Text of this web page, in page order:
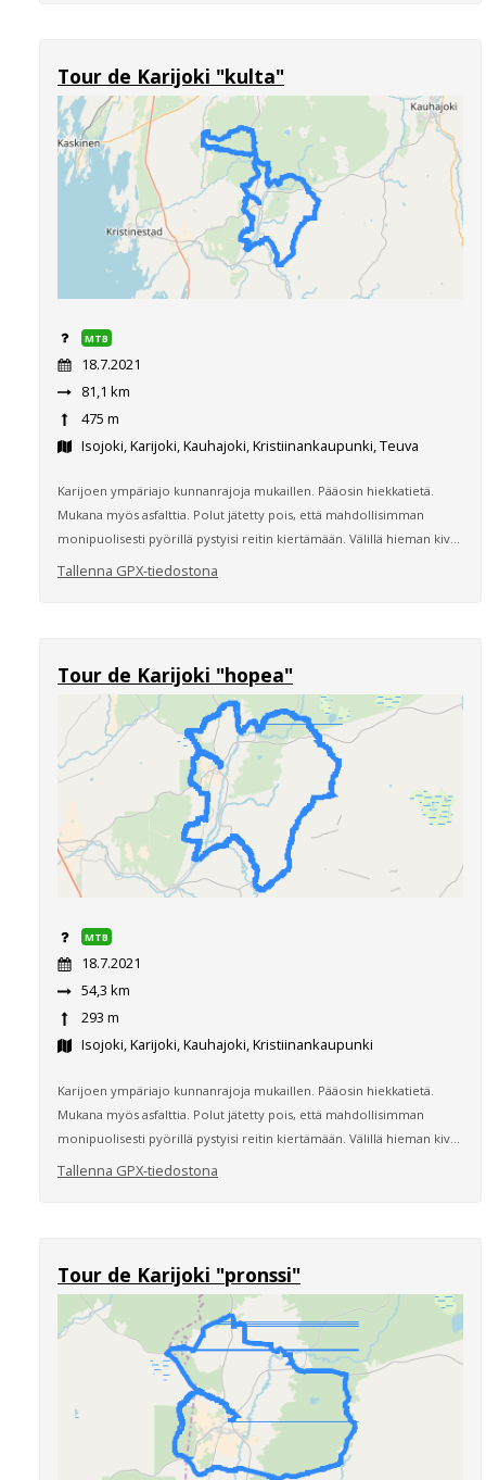
Tour de Karijoki "kulta"
MTB
18.7.2021
81,1 km
475 m
Isojoki, Karijoki, Kauhajoki, Kristiinankaupunki, Teuva
Karijoen ympäriajo kunnanrajoja mukaillen. Pääosin hiekkatietä.
Mukana myös asfalttia. Polut jätetty pois, että mahdollisimman
monipuolisesti pyörillä pystyisi reitin kiertämään. Välillä hieman kiv...
Tallenna GPX-tiedostona
Tour de Karijoki "hopea"
MTB
18.7.2021
54,3 km
293 m
Isojoki, Karijoki, Kauhajoki, Kristiinankaupunki
Karijoen ympäriajo kunnanrajoja mukaillen. Pääosin hiekkatietä.
Mukana myös asfalttia. Polut jätetty pois, että mahdollisimman
monipuolisesti pyörillä pystyisi reitin kiertämään. Välillä hieman kiv...
Tallenna GPX-tiedostona
Tour de Karijoki "pronssi"